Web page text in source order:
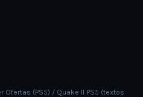
Ofertas (PS5) / Quake II PS5 (textos